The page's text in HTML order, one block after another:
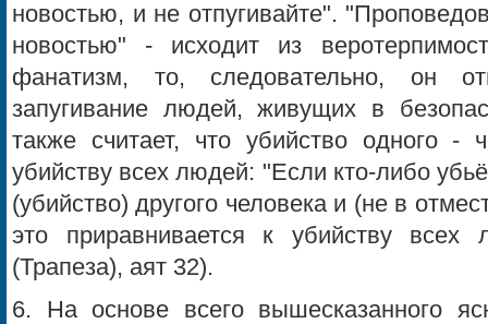
новостью, и не отпугивайте".
новостью" - исходит из
фанатизм, то, следовательно, он
запугивание людей, живущих в
также считает, что убийство одного -
убийству всех людей: "Если кто-либо
(убийство) другого человека и (не в
это приравнивается к убийству
(Трапеза), аят 32).
6. На основе всего вышесказанного